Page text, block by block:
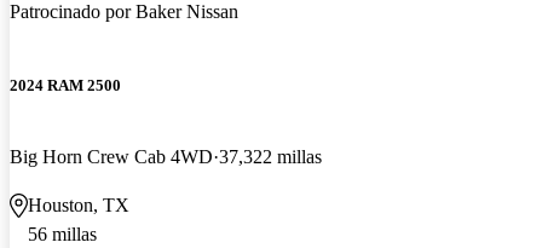
Patrocinado porBaker Nissan
2024 RAM 2500
Big Horn Crew Cab 4WD 37,322 millas
Houston, TX
56 millas